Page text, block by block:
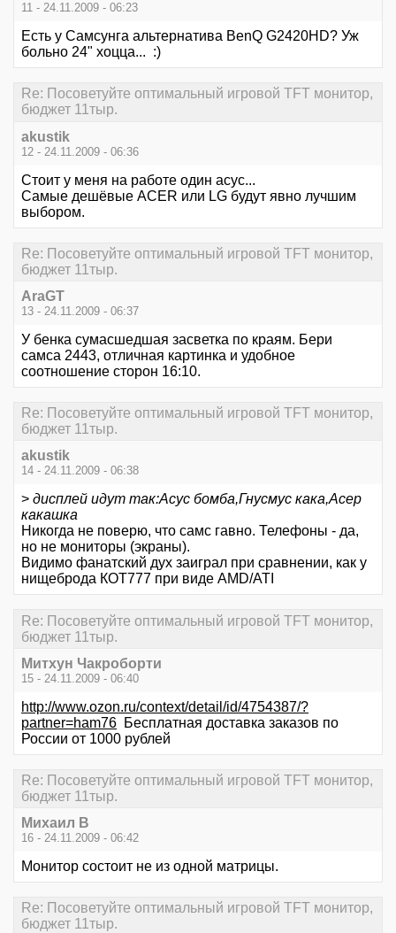
11 - 24.11.2009 - 06:23
Есть у Самсунга альтернатива BenQ G2420HD? Уж
больно 24" хоцца... :)
Re: Посоветуйте оптимальный игровой TFT монитор,
бюджет 11тыр.
akustik
12 - 24.11.2009 - 06:36
Стоит у меня на работе один асус...
Самые дешёвые ACER или LG будут явно лучшим
выбором.
Re: Посоветуйте оптимальный игровой TFT монитор,
бюджет 11тыр.
AraGT
13 - 24.11.2009 - 06:37
У бенка сумасшедшая засветка по краям. Бери
самса 2443, отличная картинка и удобное
соотношение сторон 16:10.
Re: Посоветуйте оптимальный игровой TFT монитор,
бюджет 11тыр.
akustik
14 - 24.11.2009 - 06:38
> дисплей идут так:Асус бомба,Гнусмус кака,Асер
какашка
Никогда не поверю, что самс гавно. Телефоны - да,
но не мониторы (экраны).
Видимо фанатский дух заиграл при сравнении, как у
нищеброда КОТ777 при виде AMD/ATI
Re: Посоветуйте оптимальный игровой TFT монитор,
бюджет 11тыр.
Митхун Чакроборти
15 - 24.11.2009 - 06:40
http://www.ozon.ru/context/detail/id/4754387/?
partner=ham76 Бесплатная доставка заказов по
России от 1000 рублей
Re: Посоветуйте оптимальный игровой TFT монитор,
бюджет 11тыр.
Михаил В
16 - 24.11.2009 - 06:42
Монитор состоит не из одной матрицы.
Re: Посоветуйте оптимальный игровой TFT монитор,
бюджет 11тыр.